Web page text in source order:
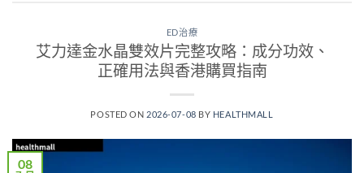
ED治療
艾力達金水晶雙效片完整攻略：成分功效、
正確用法與香港購買指南
POSTED ON 2026-07-08 BY HEALTHMALL
08